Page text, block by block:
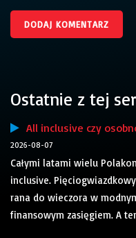
Ostatnie z tej
All inclusive czy
2026-08-07
Całymi latami wielu
inclusive.
rana do wieczora w
finansowym zasięgiem. A